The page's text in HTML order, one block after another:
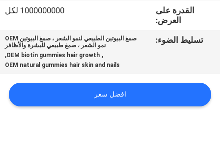
جميع
القدرة على
العرض:
1000000000 لكل
تسليط الضوء:
صمغ البيوتين الطبيعي لنمو الشعر ، صمغ البيوتين OEM
نمو الشعر ، صمغ طبيعي للبشرة والأظافر
,
OEM biotin gummies hair growth
,
OEM natural gummies hair skin and nails
افضل سعر